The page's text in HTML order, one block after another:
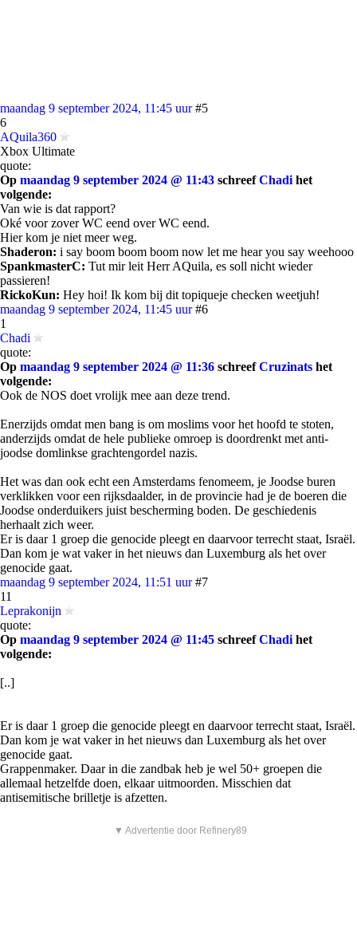
maandag 9 september 2024, 11:45 uur #5
6
AQuila360
Xbox Ultimate
quote:
Op maandag 9 september 2024 @ 11:43 schreefChadi het
volgende:
Van wie is dat rapport?
Oké voor zover WC eend over WC eend.
Hier kom je niet meer weg.
Shaderon: i say boom boom boom now let me hear you say weehooo
SpankmasterC: Tut mir leit Herr AQuila, es soll nicht wieder
passieren!
RickoKun: Hey hoi! Ik kom bij dit topiqueje checken weetjuh!
maandag 9 september 2024, 11:45 uur #6
1
Chadi
quote:
Op maandag 9 september 2024 @ 11:36 schreefCruzinats het
volgende:
Ook de NOS doet vrolijk mee aan deze trend.
Enerzijds omdat men bang is om moslims voor het hoofd te stoten,
anderzijds omdat de hele publieke omroep is doordrenkt met anti-
joodse domlinkse grachtengordel nazis.
Het was dan ook echt een Amsterdams fenomeem, je Joodse buren
verklikken voor een rijksdaalder, in de provincie had je de boeren die
Joodse onderduikers juist bescherming boden. De geschiedenis
herhaalt zich weer.
Er is daar 1 groep die genocide pleegt en daarvoor terrecht staat, Israël.
Dan kom je wat vaker in het nieuws dan Luxemburg als het over
genocide gaat.
maandag 9 september 2024, 11:51 uur #7
11
Leprakonijn
quote:
Op maandag 9 september 2024 @ 11:45 schreefChadi het
volgende:
[..]
Er is daar 1 groep die genocide pleegt en daarvoor terrecht staat, Israël.
Dan kom je wat vaker in het nieuws dan Luxemburg als het over
genocide gaat.
Grappenmaker. Daar in die zandbak heb je wel 50+ groepen die
allemaal hetzelfde doen, elkaar uitmoorden. Misschien dat
antisemitische brilletje is afzetten.
▼ Advertentie door Refinery89